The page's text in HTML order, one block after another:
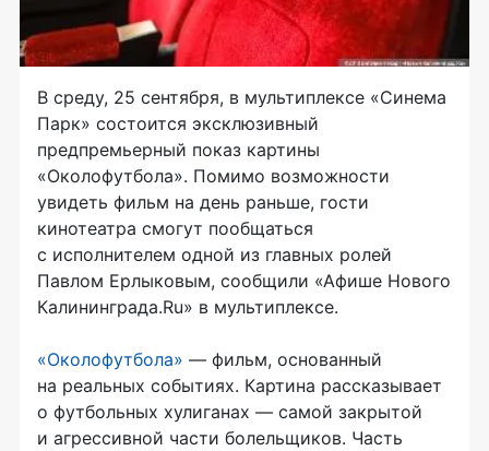
В среду, 25 сентября, в мультиплексе «Синема
Парк» состоится эксклюзивный
предпремьерный показ картины
«Околофутбола». Помимо возможности
увидеть фильм на день раньше, гости
кинотеатра смогут пообщаться
с исполнителем одной из главных ролей
Павлом Ерлыковым, сообщили «Афише Нового
Калининграда.Ru» в мультиплексе.
«Околофутбола» — фильм, основанный
на реальных событиях. Картина рассказывает
о футбольных хулиганах — самой закрытой
и агрессивной части болельщиков. Часть